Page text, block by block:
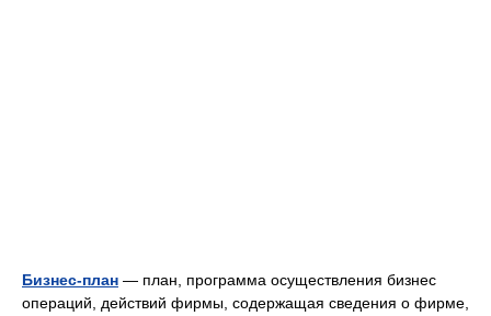
Бизнес-план — план, программа осуществления бизнес
операций, действий фирмы, содержащая сведения о фирме,